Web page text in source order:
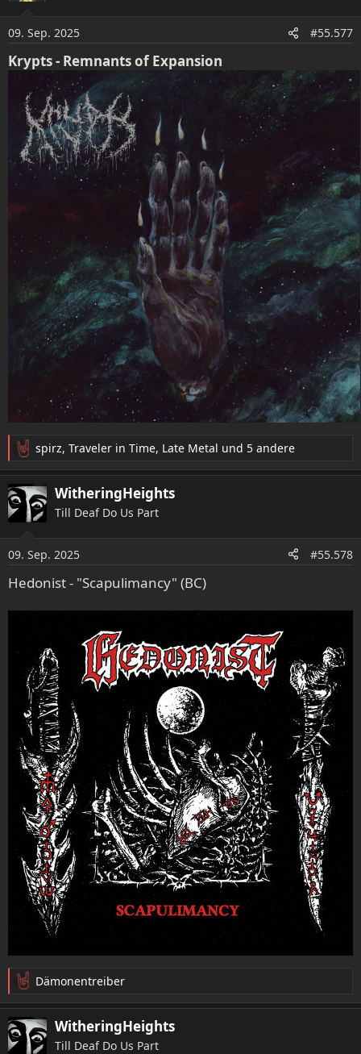
n
e
n
09. Sep. 2025 #55.577
Krypts - Remnants of Expansion
R
e
a
k
t
n
e
n
:
spirz, Traveler in Time, Late Metal und 5 andere
WitheringHeights
Till Deaf Do Us Part
09. Sep. 2025 #55.578
Hedonist - "Scapulimancy" (BC)
R
e
a
k
t
Dämonentreiber
WitheringHeights
Till Deaf Do Us Part